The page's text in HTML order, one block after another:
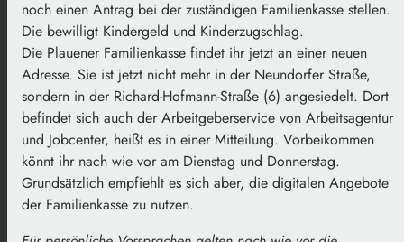
noch einen Antrag bei der zuständigen Familienkasse stellen.
Die bewilligt Kindergeld und Kinderzugschlag.
Die Plauener Familienkasse findet ihr jetzt an einer neuen
Adresse. Sie ist jetzt nicht mehr in der Neundorfer Straße,
sondern in der Richard-Hofmann-Straße (6) angesiedelt. Dort
befindet sich auch der Arbeitgeberservice von Arbeitsagentur
und Jobcenter, heißt es in einer Mitteilung. Vorbeikommen
könnt ihr nach wie vor am Dienstag und Donnerstag.
Grundsätzlich empfiehlt es sich aber, die digitalen Angebote
der Familienkasse zu nutzen.